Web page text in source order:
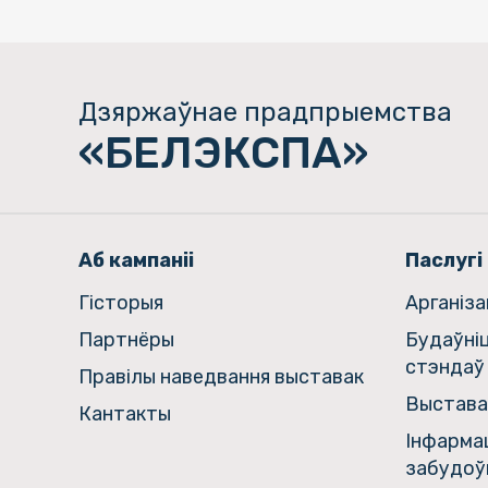
Дзяржаўнае прадпрыемства
«БЕЛЭКСПА»
Аб кампаніі
Гiсторыя
Партнёры
Правілы наведвання выставак
Кантакты
Паслугі
стэндаў